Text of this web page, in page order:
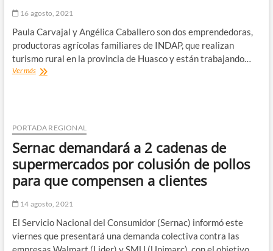
a
de
este
16 agosto, 2021
Paula Carvajal y Angélica Caballero son dos emprendedoras,
productoras agrícolas familiares de INDAP, que realizan
turismo rural en la provincia de Huasco y están trabajando…
Ver másPinturas
invitan
a
conocer
encanto
del
Valle
del
en
Atacama
PORTADA REGIONAL
Sernac demandará a 2 cadenas de
supermercados por colusión de pollos
para que compensen a clientes
14 agosto, 2021
El Servicio Nacional del Consumidor (Sernac) informó este
viernes que presentará una demanda colectiva contra las